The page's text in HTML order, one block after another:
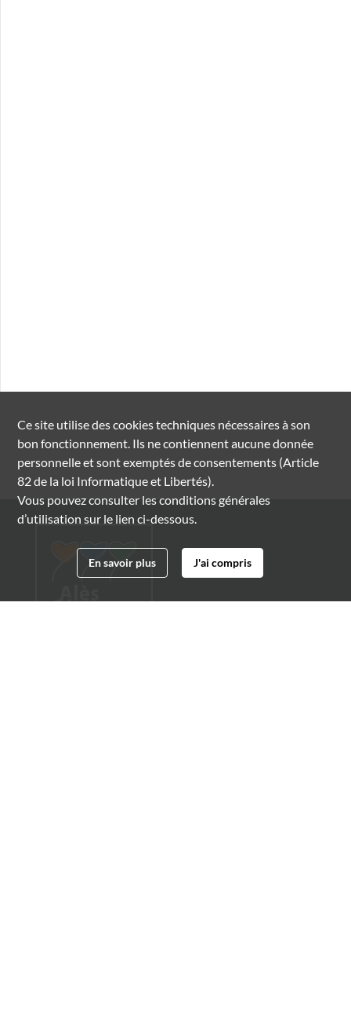
Ce site utilise descookiestechniques nécessaires à son
bon fonctionnement. Ils ne contiennent aucune donnée
personnelle et sont exemptés de consentements (Article
82 de la loi Informatique et Libertés).
Vous pouvez consulter les conditions générales
d’utilisation sur le lien ci-dessous.
En savoir plus J'ai compris